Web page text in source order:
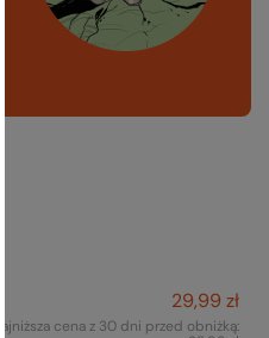
29,99 zł
Najniższa cena z 30 dni przed obniżką: